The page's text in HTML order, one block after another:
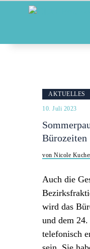
THEMEN
AKTUELLES
10. Juli 2023
Bürozeiten
von Nicole
Auch die
wird das
und dem
telefonisch